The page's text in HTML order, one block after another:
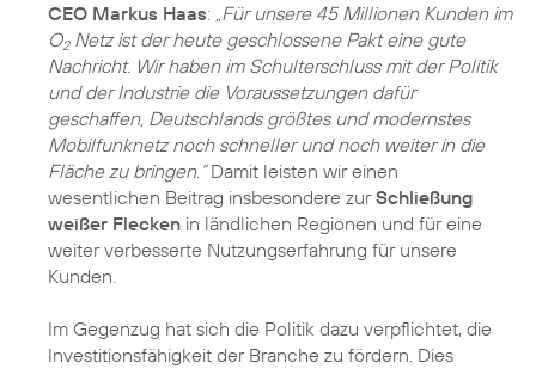
CEO Markus Haas: „Für unsere 45 Millionen Kunden im
O2Netz ist der heute geschlossene Pakt eine gute
Nachricht. Wir haben im Schulterschluss mit der Politik
und der Industrie die Voraussetzungen dafür
geschaffen, Deutschlands größtes und modernstes
Mobilfunknetz noch schneller und noch weiter in die
Fläche zu bringen.“Damit leisten wir einen
wesentlichen Beitrag insbesondere zurSchließung
weißer Flecken in ländlichen Regionen und für eine
weiter verbesserte Nutzungserfahrung für unsere
Kunden.
Im Gegenzug hat sich die Politik dazu verpflichtet, die
Investitionsfähigkeit der Branche zu fördern. Dies